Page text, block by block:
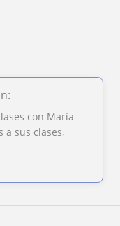
con María
a sus clases,